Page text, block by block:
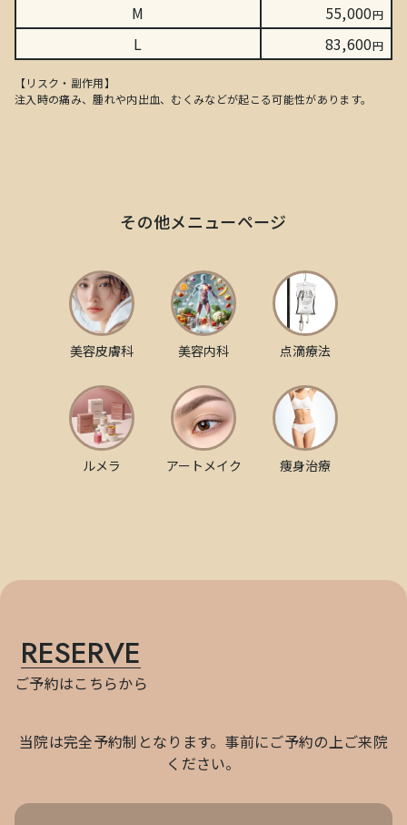
M 55,000円
L 83,600円
【リスク・副作用】
注入時の痛み、腫れや内出血、むくみなどが起こる可能性があります。
その他メニューページ
美容皮膚科 美容内科 点滴療法
ルメラ アートメイク 痩身治療
RESERVE
ご予約はこちらから
当院は完全予約制となります。事前にご予約の上ご来院
ください。